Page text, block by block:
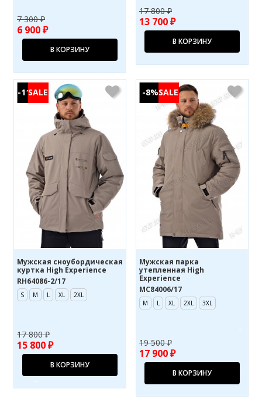
7 300 ₽
6 900 ₽
В КОРЗИНУ
17 800 ₽
13 700 ₽
В КОРЗИНУ
-11%
Мужская сноубордическая
куртка High Experience
RH64086-2/17
S M L XL 2XL
17 800 ₽
15 800 ₽
В КОРЗИНУ
-8%
Мужская парка
утепленная High
Experience
MC84006/17
M L XL 2XL 3XL
19 500 ₽
17 900 ₽
В КОРЗИНУ